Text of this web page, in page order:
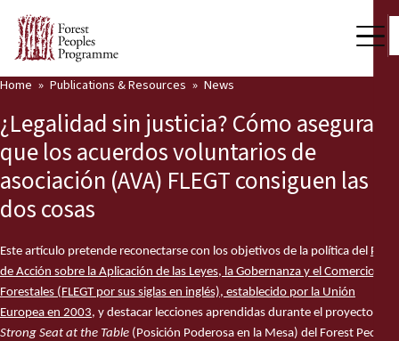
Who we are
Our Work
Community Voices
Partners & Countries
Latest News
Publications & Resources
Back
Publications & Resources
Home Publications & Resources News
¿Legalidad sin justicia? Cómo asegurar
que los acuerdos voluntarios de
asociación (AVA) FLEGT consiguen las
dos cosas
Este artículo pretende reconectarse con los objetivos de la política del Plan
de Acción sobre la Aplicación de las Leyes, la Gobernanza y el Comercio
Forestales (FLEGT por sus siglas en inglés), establecido por la Unión
Europea en 2003, y destacar lecciones aprendidas durante el proyecto
Strong Seat at the Table (Posición Poderosa en la Mesa) del Forest Peoples